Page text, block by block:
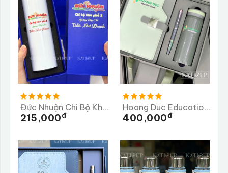
Đức Nhuận Chi Bộ Khu Phố 2
215,000Đ
Hoang Duc Education Group
400,000Đ